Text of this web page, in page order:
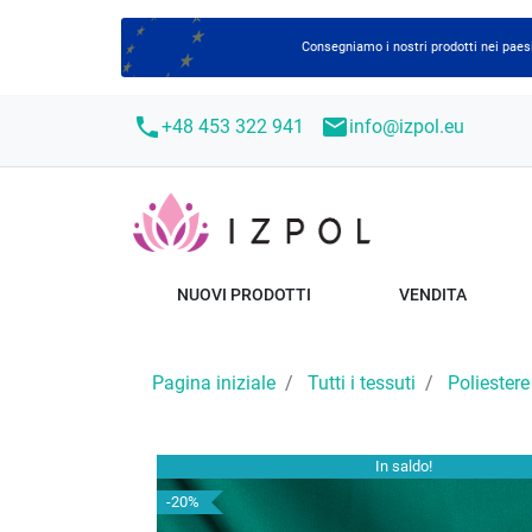
Consegniamo i nostri prodotti nei
call+48 453 322 941 mailinfo@izpol.eu
NUOVI PRODOTTI VENDITA
Pagina iniziale Tutti i tessuti Poliestere
In saldo!
-20%